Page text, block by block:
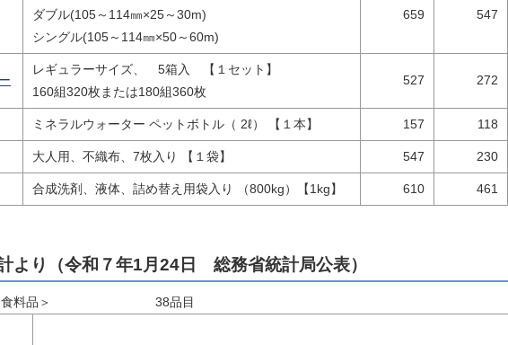
ダブル(105～114㎜×25～30m)
シングル(105～114㎜×50～60m)
659 547
レギュラーサイズ、 5箱入 【１セット】
160組320枚または180組360枚
527 272
ミネラルウォーター ペットボトル（ 2ℓ） 【１本】 157 118
大人用、不織布、7枚入り 【１袋】 547 230
合成洗剤、液体、詰め替え用袋入り （800kg）【1kg】 610 461
より（令和７年1月24日 総務省統計局公表）
＜食料品＞ 38品目